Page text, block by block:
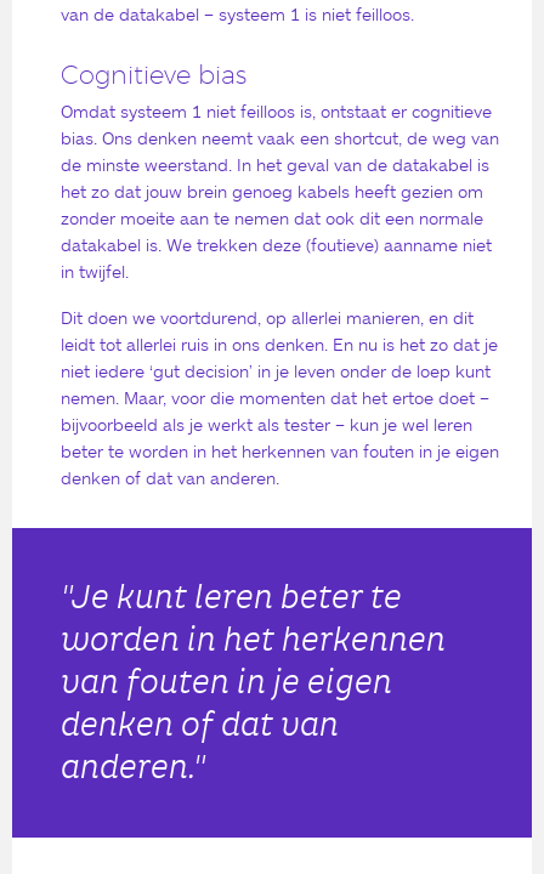
van de datakabel – systeem 1 is niet feilloos.
Cognitieve bias
Omdat systeem 1 niet feilloos is, ontstaat er cognitieve
bias. Ons denken neemt vaak een shortcut, de weg van
de minste weerstand. In het geval van de datakabel is
het zo dat jouw brein genoeg kabels heeft gezien om
zonder moeite aan te nemen dat ook dit een normale
datakabel is. We trekken deze (foutieve) aanname niet
in twijfel.
Dit doen we voortdurend, op allerlei manieren, en dit
leidt tot allerlei ruis in ons denken. En nu is het zo dat je
niet iedere ‘gut decision’ in je leven onder de loep kunt
nemen. Maar, voor die momenten dat het ertoe doet –
bijvoorbeeld als je werkt als tester – kun je wel leren
beter te worden in het herkennen van fouten in je eigen
denken of dat van anderen.
"Je kunt leren beter te
worden in het herkennen
van fouten in je eigen
denken of dat van
anderen."